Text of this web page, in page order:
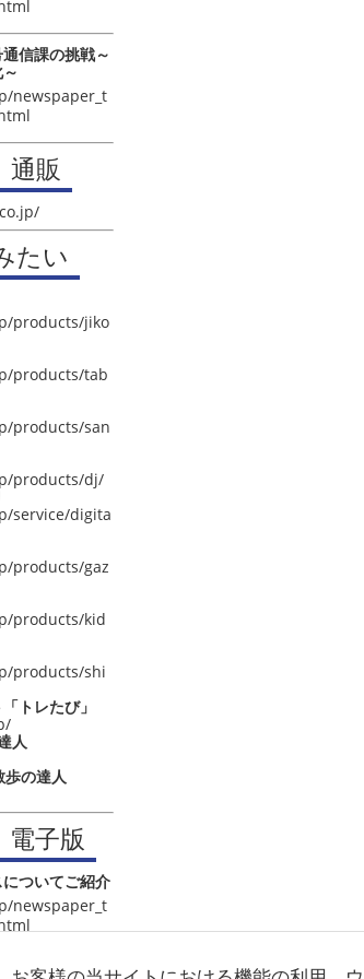
信課の挑戦～
newspaper_t
販
たい
products/jiko
products/tab
products/san
products/dj/
service/digita
products/gaz
products/kid
products/shi
トレたび」
人
の達人
子版
ついてご紹介
newspaper_t